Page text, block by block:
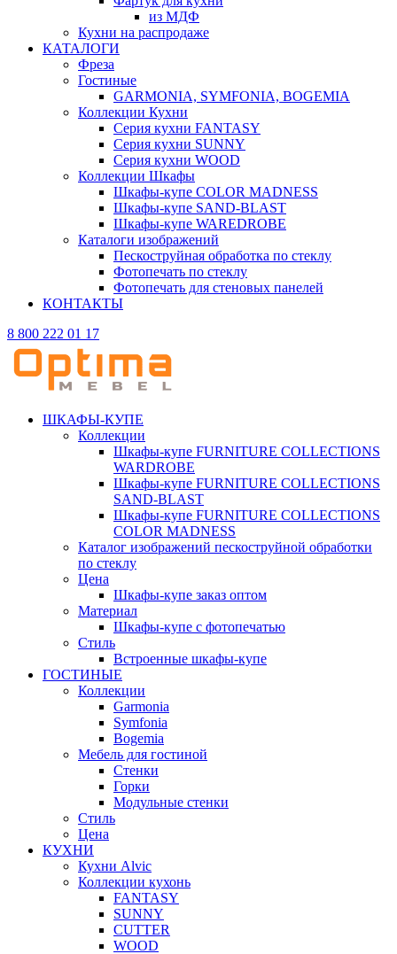
из МДФ
Кухни на распродаже
КАТАЛОГИ
Фреза
Гостиные
GARMONIA, SYMFONIA, BOGEMIA
Коллекции Кухни
Серия кухни FANTASY
Серия кухни SUNNY
Серия кухни WOOD
Коллекции Шкафы
Шкафы-купе COLOR MADNESS
Шкафы-купе SAND-BLAST
Шкафы-купе WAREDROBE
Каталоги изображений
Пескоструйная обработка по стеклу
Фотопечать по стеклу
Фотопечать для стеновых панелей
КОНТАКТЫ
8 800 222 01 17
ШКАФЫ-КУПЕ
Коллекции
Шкафы-купе FURNITURE COLLECTIONS
WARDROBE
Шкафы-купе FURNITURE COLLECTIONS
SAND-BLAST
Шкафы-купе FURNITURE COLLECTIONS
COLOR MADNESS
Каталог изображений пескоструйной обработки
по стеклу
Цена
Шкафы-купе заказ оптом
Материал
Шкафы-купе с фотопечатью
Стиль
Встроенные шкафы-купе
ГОСТИНЫЕ
Коллекции
Garmonia
Symfonia
Bogemia
Мебель для гостиной
Стенки
Горки
Модульные стенки
Стиль
Цена
КУХНИ
Кухни Alvic
Коллекции кухонь
FANTASY
SUNNY
CUTTER
WOOD